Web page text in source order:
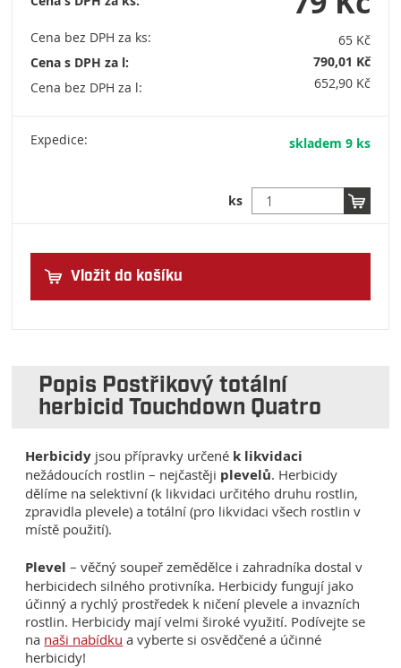
Cena bez DPH za ks:
Cena s DPH za l:
Cena bez DPH za l:
65 Kč
790,01 Kč
652,90 Kč
Expedice: skladem 9 ks
ks
Vložit do košíku
Popis Postřikový totální
herbicid Touchdown Quatro
Herbicidy jsou přípravky určené k likvidaci
nežádoucích rostlin – nejčastěji plevelů. Herbicidy
dělíme na selektivní (k likvidaci určitého druhu rostlin,
zpravidla plevele) a totální (pro likvidaci všech rostlin v
místě použití).
Plevel – věčný soupeř zemědělce i zahradníka dostal v
herbicidech silného protivníka. Herbicidy fungují jako
účinný a rychlý prostředek k ničení plevele a invazních
rostlin. Herbicidy mají velmi široké využití. Podívejte se
na naši nabídku a vyberte si osvědčené a účinné
herbicidy!